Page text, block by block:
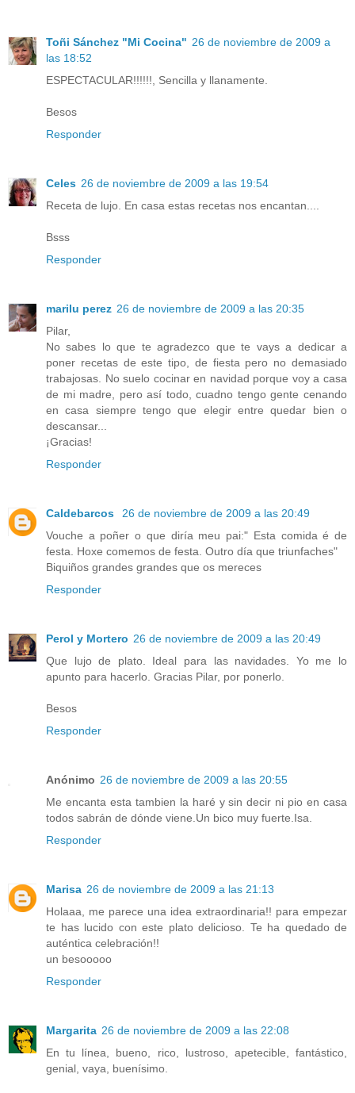
Toñi Sánchez "Mi Cocina" 26 de noviembre de 2009 a
las 18:52
ESPECTACULAR!!!!!!, Sencilla y llanamente.
Besos
Responder
Celes 26 de noviembre de 2009 a las 19:54
Receta de lujo. En casa estas recetas nos encantan....
Bsss
Responder
marilu perez 26 de noviembre de 2009 a las 20:35
Pilar,
No sabes lo que te agradezco que te vays a dedicar a
poner recetas de este tipo, de fiesta pero no demasiado
trabajosas. No suelo cocinar en navidad porque voy a casa
de mi madre, pero así todo, cuadno tengo gente cenando
en casa siempre tengo que elegir entre quedar bien o
descansar...
¡Gracias!
Responder
Caldebarcos
26 de noviembre de 2009 a las 20:49
Vouche a poñer o que diría meu pai:" Esta comida é de
festa. Hoxe comemos de festa. Outro día que triunfaches"
Biquiños grandes grandes que os mereces
Responder
Perol y Mortero 26 de noviembre de 2009 a las 20:49
Que lujo de plato. Ideal para las navidades. Yo me lo
apunto para hacerlo. Gracias Pilar, por ponerlo.
Besos
Responder
Anónimo 26 de noviembre de 2009 a las 20:55
Me encanta esta tambien la haré y sin decir ni pio en casa
todos sabrán de dónde viene.Un bico muy fuerte.Isa.
Responder
Marisa 26 de noviembre de 2009 a las 21:13
Holaaa, me parece una idea extraordinaria!! para empezar
te has lucido con este plato delicioso. Te ha quedado de
auténtica celebración!!
un besooooo
Responder
Margarita 26 de noviembre de 2009 a las 22:08
En tu línea, bueno, rico, lustroso, apetecible, fantástico,
genial, vaya, buenísimo.